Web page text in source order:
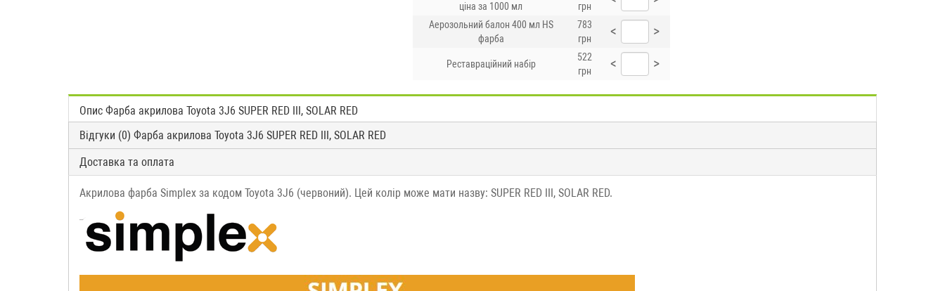
ціна за 1000 мл
грн
Аерозольний балон 400 мл HS
фарба
783
грн
< >
Реставраційний набір
522
грн
< >
Опис Фарба акрилова Toyota 3J6 SUPER RED III, SOLAR RED
Відгуки (0) Фарба акрилова Toyota 3J6 SUPER RED III, SOLAR RED
Доставка та оплата
Акрилова фарба Simplex за кодом Toyota 3J6 (червоний). Цей колір може мати назву: SUPER RED III, SOLAR RED.